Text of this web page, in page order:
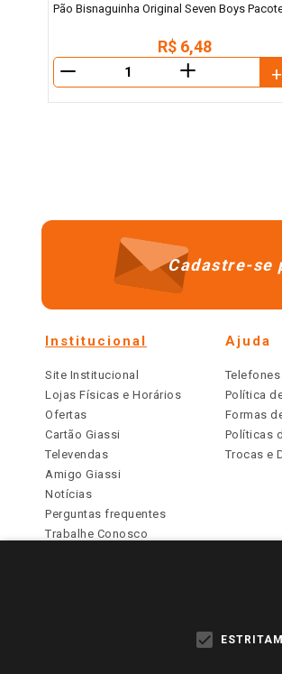
Pão Bisnaguinha Original Seven Boys
R$ 6,48
＋
Cadastre-se
Institucional
Site Institucional
Lojas Físicas e Horários
Ofertas
Cartão Giassi
Televendas
Amigo Giassi
Notícias
Perguntas frequentes
Trabalhe Conosco
Ajuda
Política
Formas
Políticas
Trocas e
PARA VER OS
TODOS OS PREÇOS E